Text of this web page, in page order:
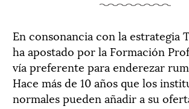
En consonancia con la estrategia
ha apostado por la Formación
vía preferente para enderezar
Hace más de 10 años que los
normales pueden añadir a su